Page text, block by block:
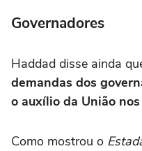
Governadores
Haddad disse ainda
demandas dos
o auxílio da União
Como mostrou o